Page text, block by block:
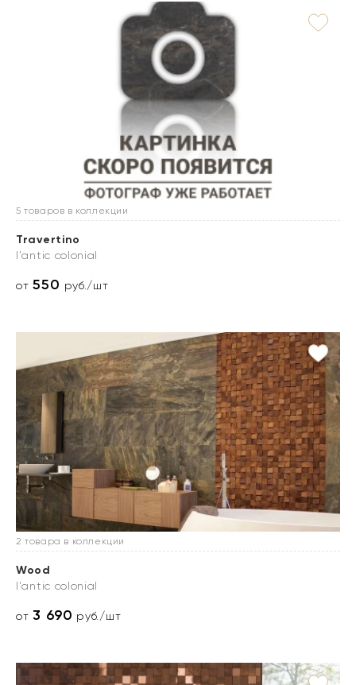
5 товаров в коллекции
Travertino
l'antic colonial
от550 руб./шт
2 товара в коллекции
Wood
l'antic colonial
от3 690 руб./шт